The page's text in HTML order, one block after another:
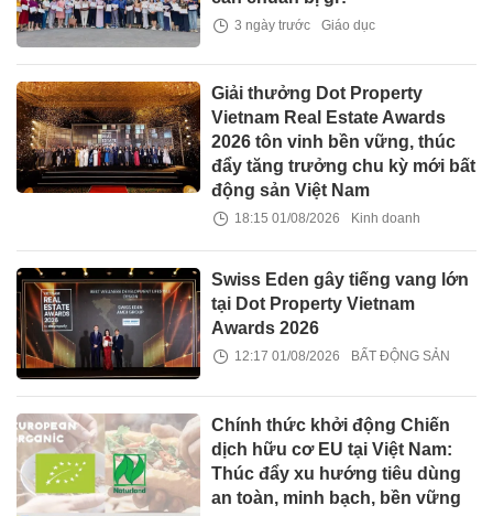
3 ngày trước Giáo dục
Giải thưởng Dot Property
Vietnam Real Estate Awards
2026 tôn vinh bền vững, thúc
đẩy tăng trưởng chu kỳ mới bất
động sản Việt Nam
18:15 01/08/2026 Kinh doanh
Swiss Eden gây tiếng vang lớn
tại Dot Property Vietnam
Awards 2026
12:17 01/08/2026 BẤT ĐỘNG SẢN
Chính thức khởi động Chiến
dịch hữu cơ EU tại Việt Nam:
Thúc đẩy xu hướng tiêu dùng
an toàn, minh bạch, bền vững